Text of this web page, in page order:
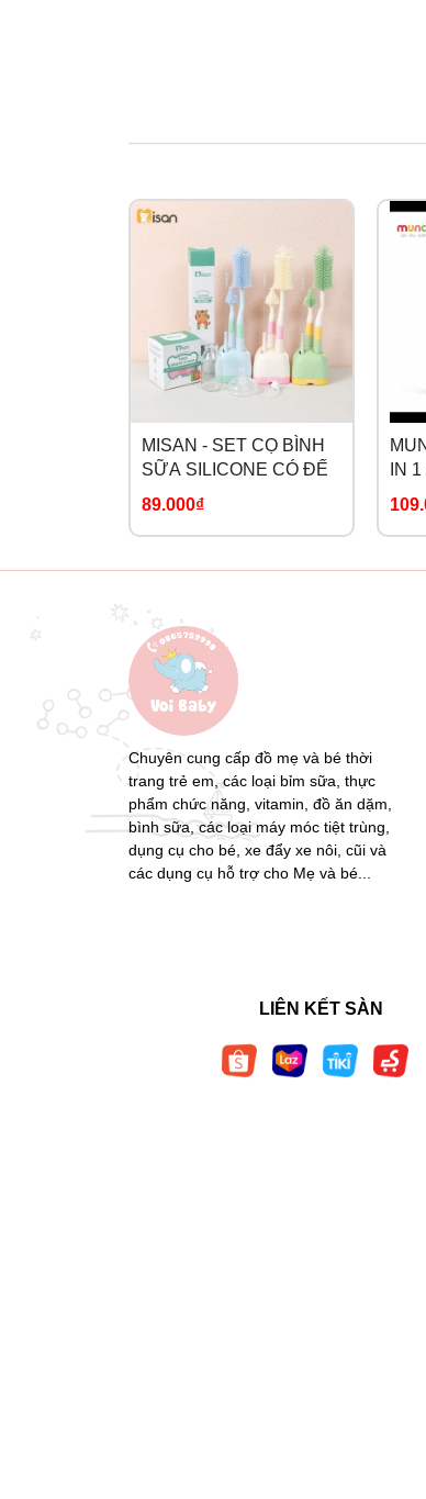
MISAN - SET CỌ BÌNH
SỮA SILICONE CÓ ĐẾ
89.000₫
IN
Chuyên cung cấp đồ mẹ và bé thời
trang trẻ em, các loại bỉm sữa, thực
phẩm chức năng, vitamin, đồ ăn dặm,
bình sữa, các loại máy móc tiệt trùng,
dụng cụ cho bé, xe đẩy xe nôi, cũi và
các dụng cụ hỗ trợ cho Mẹ và bé...
LIÊN KẾT SÀN